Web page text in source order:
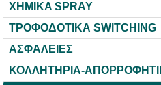
XHMIKA SPRAY
ΤΡΟΦΟΔΟΤΙΚΑ SWITCHING
ΑΣΦΑΛΕΙΕΣ
ΚΟΛΛΗΤΗΡΙΑ-